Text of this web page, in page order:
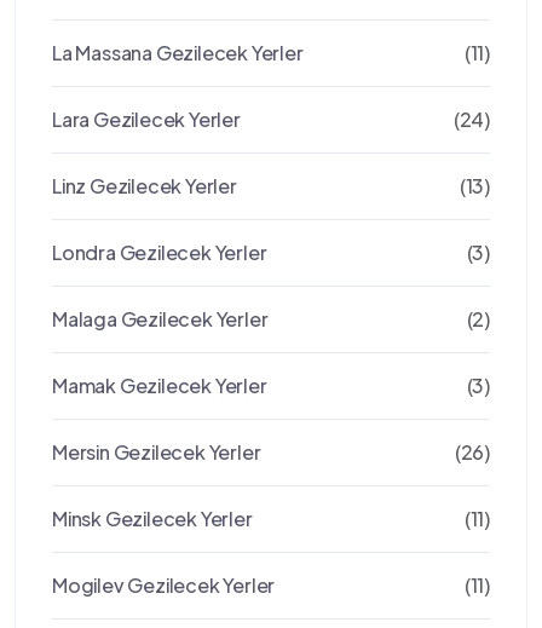
La Massana Gezilecek Yerler (11)
Lara Gezilecek Yerler (24)
Linz Gezilecek Yerler (13)
Londra Gezilecek Yerler (3)
Malaga Gezilecek Yerler (2)
Mamak Gezilecek Yerler (3)
Mersin Gezilecek Yerler (26)
Minsk Gezilecek Yerler (11)
Mogilev Gezilecek Yerler (11)